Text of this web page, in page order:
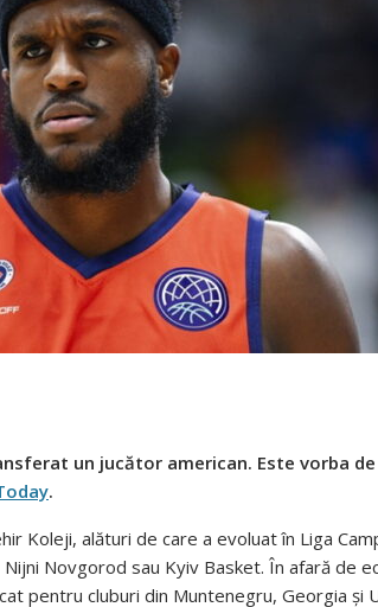
un jucător american. Este vorba de
.
Koleji, alături de care a evoluat în Liga
Novgorod sau Kyiv Basket. În afară de
pentru cluburi din Muntenegru, Georgia și